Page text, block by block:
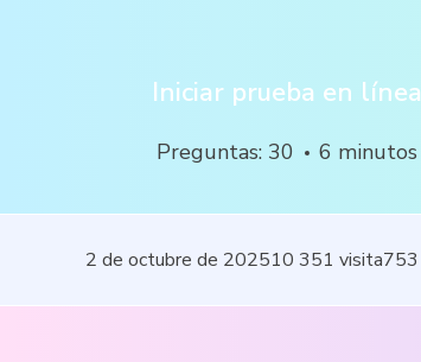
Iniciar prueba en línea
Preguntas: 30 6 minutos
2 de octubre de 202510 351 visita753